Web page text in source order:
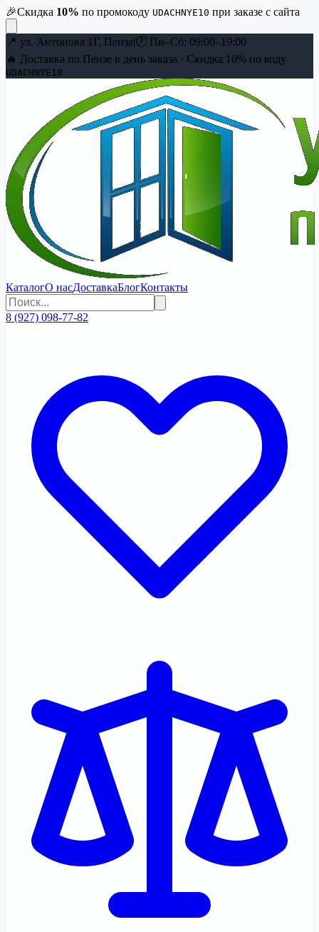
🎉Скидка 10% по промокоду UDACHNYE10 при заказе с сайта
📍 ул. Антонова 1Г, Пенза|🕐 Пн–Сб: 09:00–19:00
🔥 Доставка по Пензе в день заказа · Скидка 10% по коду
UDACHNYE10
КаталогО насДоставкаБлогКонтакты
8 (927) 098-77-82